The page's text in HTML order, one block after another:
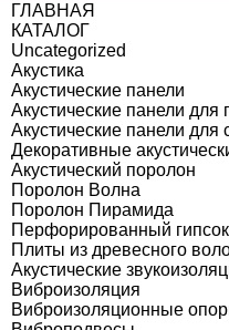
ГЛАВНАЯ
КАТАЛОГ
Uncategorized
Акустика
Акустические панели
Акустические панели для
Акустические панели для
Декоративные
Акустический поролон
Поролон Волна
Поролон Пирамида
Перфорированный
Плиты из древесного
Акустические
Виброизоляция
Виброизоляционные